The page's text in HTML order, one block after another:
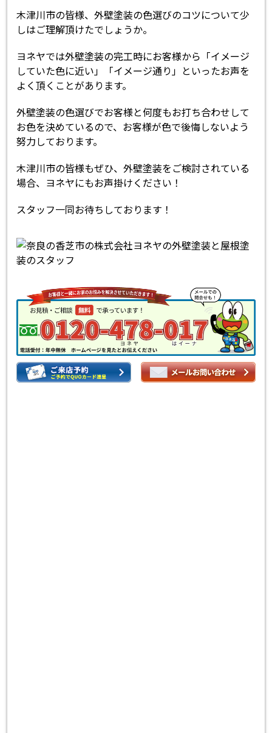
木津川市の皆様、外壁塗装の色選びのコツについて少
しはご理解頂けたでしょうか。
ヨネヤでは外壁塗装の完工時にお客様から「イメージ
していた色に近い」「イメージ通り」といったお声を
よく頂くことがあります。
外壁塗装の色選びでお客様と何度もお打ち合わせして
お色を決めているので、お客様が色で後悔しないよう
努力しております。
木津川市の皆様もぜひ、外壁塗装をご検討されている
場合、ヨネヤにもお声掛けください！
スタッフ一同お待ちしております！